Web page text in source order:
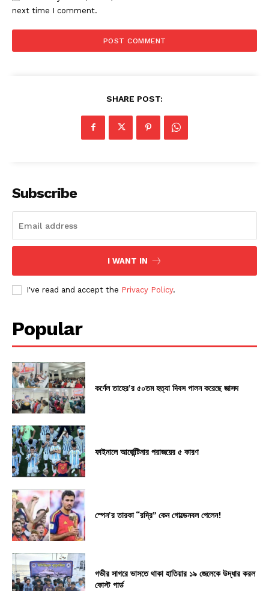
next time I comment.
SHARE POST:
Subscribe
I WANT IN
I've read and accept the Privacy Policy.
Popular
কর্ণেল তাহের’র ৫০তম হত্যা দিবস পালন করেছে জাসদ
ফাইনালে আর্জেন্টিনার পরাজয়ের ৫ কারণ
স্পেন’র তারকা “রদ্রি” কেন গোল্ডেনবল পেলেন!
গভীর সাগরে ভাসতে থাকা হাতিয়ার ১৯ জেলেকে উদ্ধার করল
কোস্ট গার্ড